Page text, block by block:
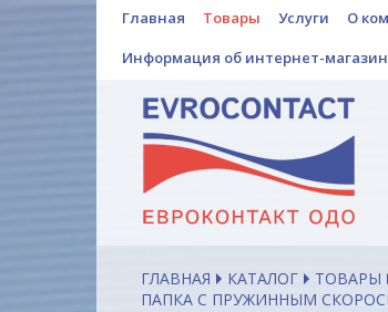
Главная Товары Услуги О
Информация об интернет-
ГЛАВНАЯ КАТАЛОГ ТОВАРЫ
ПАПКА С ПРУЖИННЫМ